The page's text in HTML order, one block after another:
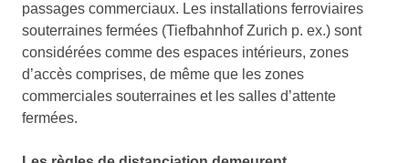
passages commerciaux. Les installations ferroviaires
souterraines fermées (Tiefbahnhof Zurich p. ex.) sont
considérées comme des espaces intérieurs, zones
d’accès comprises, de même que les zones
commerciales souterraines et les salles d’attente
fermées.